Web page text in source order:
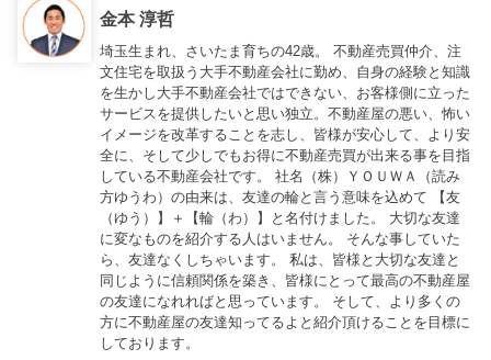
金本 淳哲
埼玉生まれ、さいたま育ちの42歳。 不動産売買仲介、注
文住宅を取扱う大手不動産会社に勤め、自身の経験と知識
を生かし大手不動産会社ではできない、お客様側に立った
サービスを提供したいと思い独立。不動産屋の悪い、怖い
イメージを改革することを志し、皆様が安心して、より安
全に、そして少しでもお得に不動産売買が出来る事を目指
している不動産会社です。 社名（株）ＹＯＵＷＡ（読み
方ゆうわ）の由来は、友達の輪と言う意味を込めて 【友
（ゆう）】＋【輪（わ）】と名付けました。 大切な友達
に変なものを紹介する人はいません。 そんな事していた
ら、友達なくしちゃいます。 私は、皆様と大切な友達と
同じように信頼関係を築き、皆様にとって最高の不動産屋
の友達になれればと思っています。 そして、より多くの
方に不動産屋の友達知ってるよと紹介頂けることを目標に
しております。